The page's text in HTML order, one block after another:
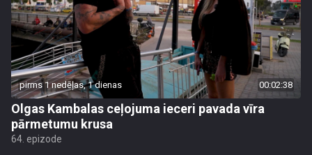
pirms 1 nedēļas, 1 dienas 00:02:38
Olgas Kambalas ceļojuma ieceri pavada vīra
pārmetumu krusa
64. epizode